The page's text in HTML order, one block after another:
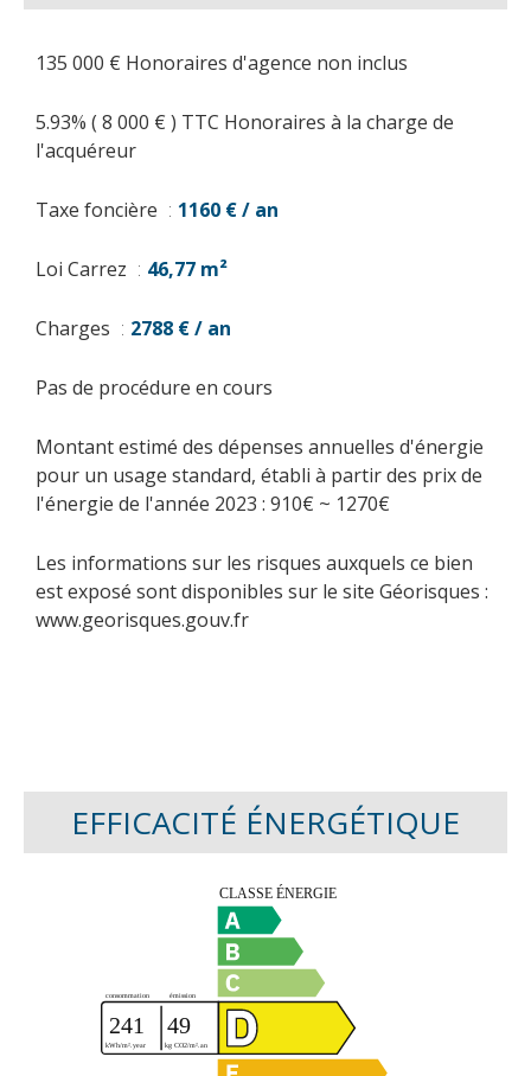
135 000 € Honoraires d'agence non inclus
5.93% ( 8 000 € ) TTC Honoraires à la charge de
l'acquéreur
Taxe foncière 1160 € / an
Loi Carrez 46,77 m²
Charges 2788 € / an
Pas de procédure en cours
Montant estimé des dépenses annuelles d'énergie
pour un usage standard, établi à partir des prix de
l'énergie de l'année 2023 : 910€ ~ 1270€
Les informations sur les risques auxquels ce bien
est exposé sont disponibles sur le site Géorisques :
www.georisques.gouv.fr
EFFICACITÉ ÉNERGÉTIQUE